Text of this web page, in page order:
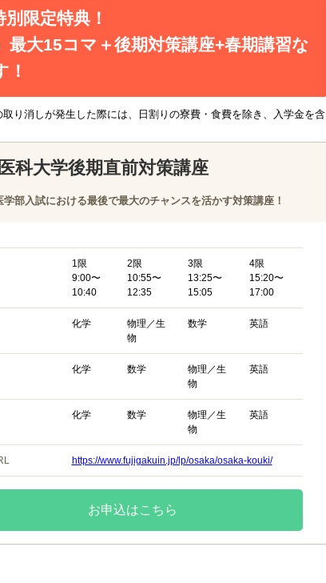
限定特典！
最大15コマ＋後期対策講座+春期講習な
！
り消しが発生した際には、日割りの寮費・食費を除き、入学金を含
科大学後期直前対策講座
学部入試における最後で最大のチャンスを活かす対策講座！
1限
9:00〜
10:40
2限
10:55〜
12:35
3限
13:25〜
15:05
4限
15:20〜
17:00
化学
物理／生
物
数学 英語
化学 数学
物理／生
物
英語
化学 数学
物理／生
物
英語
https://www.fujigakuin.jp/lp/osaka/osaka-kouki/
お申込はこちら